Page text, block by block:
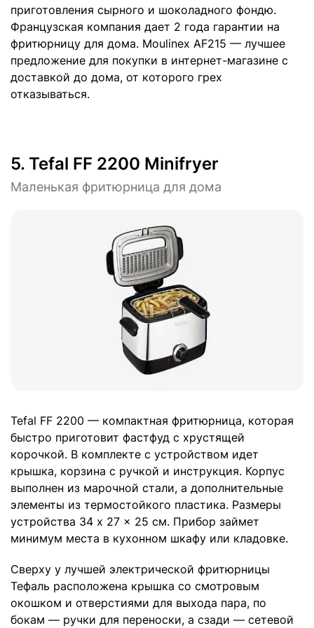
приготовления сырного и шоколадного фондю.
Французская компания дает 2 года гарантии на
фритюрницу для дома. Moulinex AF215 — лучшее
предложение для покупки в интернет-магазине с
доставкой до дома, от которого грех
отказываться.
5. Tefal FF 2200 Minifryer
Маленькая фритюрница для дома
Tefal FF 2200 — компактная фритюрница, которая
быстро приготовит фастфуд с хрустящей
корочкой. В комплекте с устройством идет
крышка, корзина с ручкой и инструкция. Корпус
выполнен из марочной стали, а дополнительные
элементы из термостойкого пластика. Размеры
устройства 34 x 27 x 25 см. Прибор займет
минимум места в кухонном шкафу или кладовке.
Сверху у лучшей электрической фритюрницы
Тефаль расположена крышка со смотровым
окошком и отверстиями для выхода пара, по
бокам — ручки для переноски, а сзади — сетевой